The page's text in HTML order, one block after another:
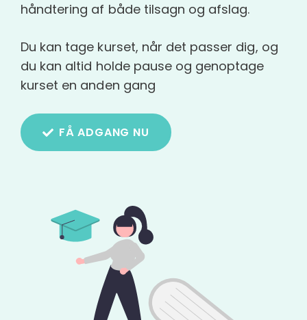
håndtering af både tilsagn og afslag.
Du kan tage kurset, når det passer dig, og
du kan altid holde pause og genoptage
kurset en anden gang
FÅ ADGANG NU